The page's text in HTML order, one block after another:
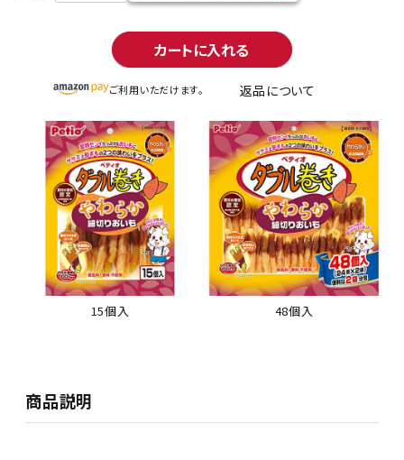
カートに入れる
ご利用いただけます。 返品について
15個入 48個入
商品説明